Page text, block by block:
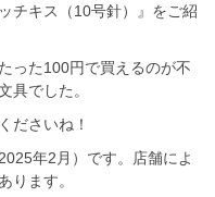
チキス（10号針）』をご紹
った100円で買えるのが不
具でした。
ださいね！
年2月）です。店舗によ
ります。